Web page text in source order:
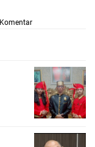
Komentar